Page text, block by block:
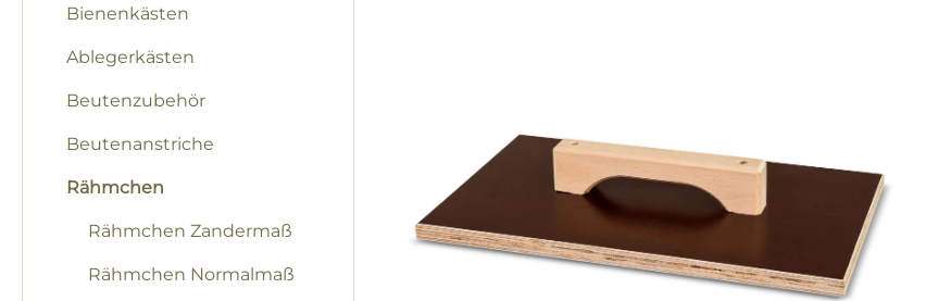
Bienenkästen
Ablegerkästen
Beutenzubehör
Beutenanstriche
Rähmchen
Rähmchen Zandermaß
Rähmchen Normalmaß